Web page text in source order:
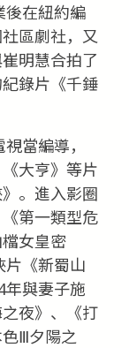
後在紐約編
區劇社，又
明慧合拍了
錄片《千錘
當編導，
大亨》等片
。進入影圈
第一類型危
女皇密
片《新蜀山
年與妻子施
夜》、《打
Ⅲ夕陽之